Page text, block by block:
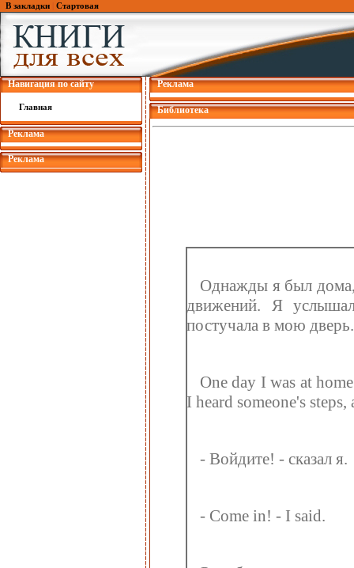
В закладки Стартовая
Навигация по сайту
Главная
Реклама
Реклама
Реклама
Библиотека
Однажды я был дома,
движений. Я
постучала в мою дверь.
One day I was at
I heard someone's
- Войдите! - сказал я.
- Come in! - I said.